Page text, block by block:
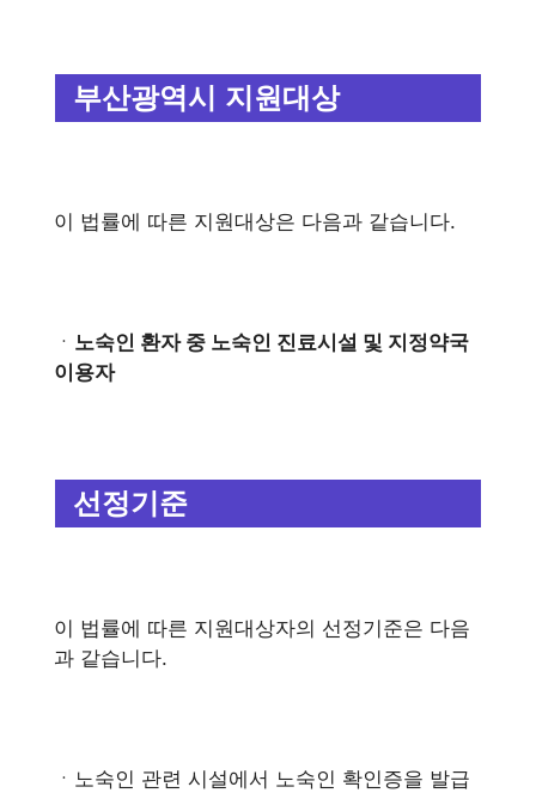
부산광역시 지원대상
이 법률에 따른 지원대상은 다음과 같습니다.
ㆍ 노숙인 환자 중 노숙인 진료시설 및 지정약국
이용자
선정기준
이 법률에 따른 지원대상자의 선정기준은 다음
과 같습니다.
ㆍ노숙인 관련 시설에서 노숙인 확인증을 발급